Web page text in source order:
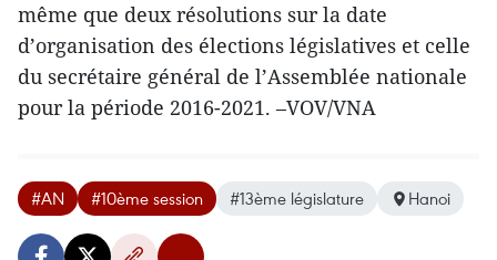
même que deux résolutions sur la date
d’organisation des élections législatives et celle
du secrétaire général de l’Assemblée nationale
pour la période 2016-2021. –VOV/VNA
#AN #10ème session #13ème législature Hanoi